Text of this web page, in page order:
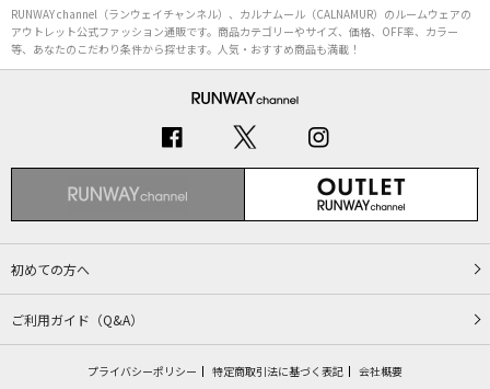
RUNWAY channel（ランウェイチャンネル）、カルナムール（CALNAMUR）のルームウェアの
アウトレット公式ファッション通販です。商品カテゴリーやサイズ、価格、OFF率、カラー
等、あなたのこだわり条件から探せます。人気・おすすめ商品も満載！
初めての方へ
ご利用ガイド（Q&A）
プライバシーポリシー 特定商取引法に基づく表記 会社概要